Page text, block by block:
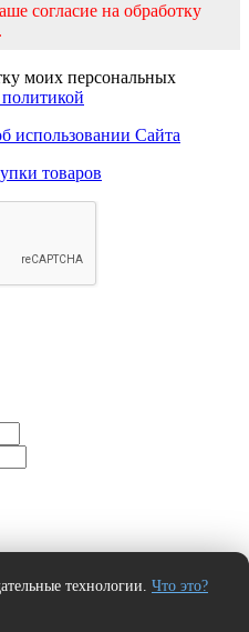
технологии. Что это?
согласие на обработку
моих персональных
использовании Сайта
товаров